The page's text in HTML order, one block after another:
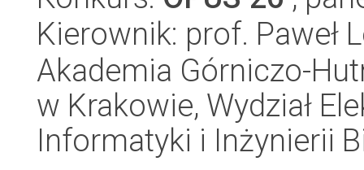
Kierownik: prof. Paweł
Akademia Górniczo-
w Krakowie, Wydział
Informatyki i Inżynierii